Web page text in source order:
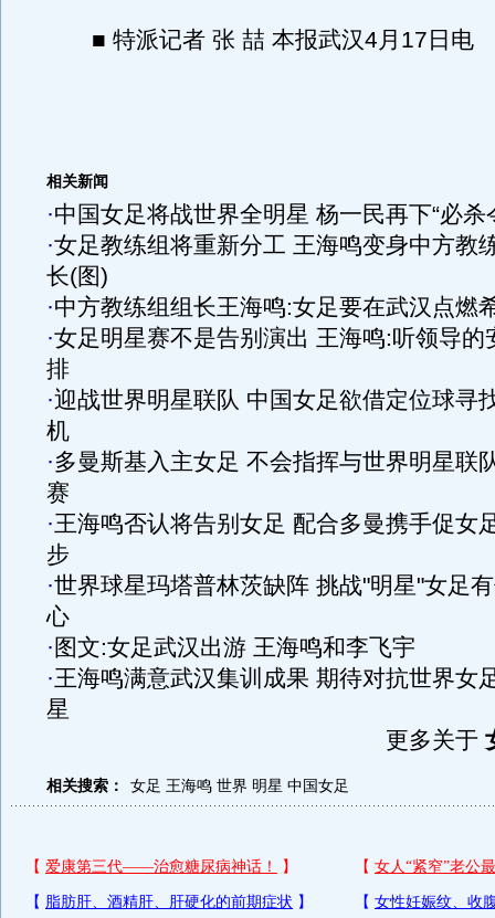
■ 特派记者 张 喆 本报武汉4月17日电
相关新闻
·中国女足将战世界全明星 杨一民再下“必杀
·女足教练组将重新分工 王海鸣变身中方教
长(图)
·中方教练组组长王海鸣:女足要在武汉点燃
·女足明星赛不是告别演出 王海鸣:听领导的
排
·迎战世界明星联队 中国女足欲借定位球寻
机
·多曼斯基入主女足 不会指挥与世界明星联
赛
·王海鸣否认将告别女足 配合多曼携手促女
步
·世界球星玛塔普林茨缺阵 挑战"明星"女足
心
· 图文:女足武汉出游 王海鸣和李飞宇
·王海鸣满意武汉集训成果 期待对抗世界女
星
更多关于
相关搜索： 女足 王海鸣 世界 明星 中国女足